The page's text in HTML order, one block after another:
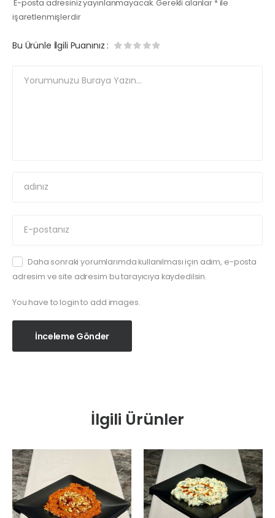
E-posta adresiniz yayınlanmayacak. Gerekli alanlar * ile
işaretlenmişlerdir
Bu Ürünle İlgili Puanınız :
Daha sonraki yorumlarımda kullanılması için adım, e-posta
adresim ve site adresim bu tarayıcıya kaydedilsin.
You have to login to add images.
İnceleme Gönder
İlgili Ürünler